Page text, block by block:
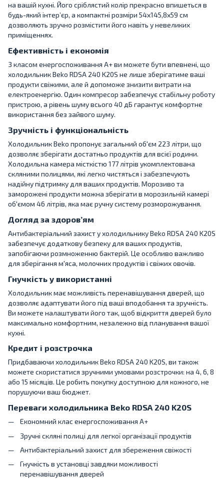
на вашій кухні. Його сріблястий колір прекрасно впишеться в
будь-який інтер’єр, а компактні розміри 54x145,8x59 см
дозволяють зручно розмістити його навіть у невеликих
приміщеннях.
Ефективність і економія
З класом енергоспоживання A+ ви можете бути впевнені, що
холодильник Beko RDSA 240 K20S не лише зберігатиме ваші
продукти свіжими, але й допоможе знизити витрати на
електроенергію. Один компресор забезпечує стабільну роботу
пристрою, а рівень шуму всього 40 дБ гарантує комфортне
використання без зайвого шуму.
Зручність і функціональність
Холодильник Beko пропонує загальний об'єм 223 літри, що
дозволяє зберігати достатньо продуктів для всієї родини.
Холодильна камера місткістю 177 літрів укомплектована
скляними полицями, які легко чистяться і забезпечують
надійну підтримку для ваших продуктів. Морозиво та
заморожені продукти можна зберігати в морозильній камері
об'ємом 46 літрів, яка має ручну систему розморожування.
Догляд за здоров’ям
Антибактеріальний захист у холодильнику Beko RDSA 240 K20S
забезпечує додаткову безпеку для ваших продуктів,
запобігаючи розмноженню бактерій. Це особливо важливо
для зберігання м'яса, молочних продуктів і свіжих овочів.
Гнучкість у використанні
Холодильник має можливість перенавішування дверей, що
дозволяє адаптувати його під ваші вподобання та зручність.
Ви можете налаштувати його так, щоб відкриття дверей було
максимально комфортним, незалежно від планування вашої
кухні.
Кредит і розстрочка
Придбаваючи холодильник Beko RDSA 240 K20S, ви також
можете скористатися зручними умовами розстрочки: на 4, 6, 8
або 15 місяців. Це робить покупку доступною для кожного, не
порушуючи ваш бюджет.
Переваги холодильника Beko RDSA 240 K20S
Економний клас енергоспоживання A+
Зручні скляні полиці для легкої організації продуктів
Антибактеріальний захист для збереження свіжості
Гнучкість в установці завдяки можливості
перенавішування дверей